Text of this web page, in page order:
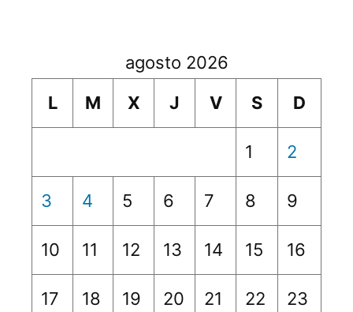
agosto 2026
L
M X J V S D
1 2
3 4 5 6 7 8 9
10 11 12 13 14 15 16
17 18 19 20 21 22 23